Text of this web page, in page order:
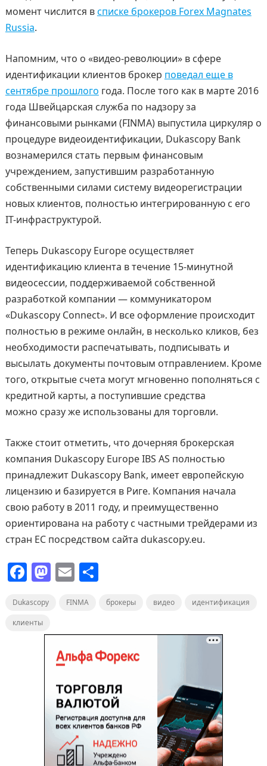
момент числится всписке брокеров Forex Magnates
Russia.
Напомним, что о «видео-революции» в сфере
идентификации клиентов брокер поведал еще в
сентябре прошлого года. После того как в марте 2016
года Швейцарская служба по надзору за
финансовыми рынками (FINMA) выпустила циркуляр о
процедуре видеоидентификации, Dukascopy Bank
вознамерился стать первым финансовым
учреждением, запустившим разработанную
собственными силами систему видеорегистрации
новых клиентов, полностью интегрированную с его
IT-инфраструктурой.
Теперь Dukascopy Europe осуществляет
идентификацию клиента в течение 15-минутной
видеосессии, поддерживаемой собственной
разработкой компании — коммуникатором
«Dukascopy Connect». И все оформление происходит
полностью в режиме онлайн, в несколько кликов, без
необходимости распечатывать, подписывать и
высылать документы почтовым отправлением. Кроме
того, открытые счета могут мгновенно пополняться с
кредитной карты, а поступившие средства
можно сразу же использованы для торговли.
Также стоит отметить, что дочерняя брокерская
компания Dukascopy Europe IBS AS полностью
принадлежит Dukascopy Bank, имеет европейскую
лицензию и базируется в Риге. Компания начала
свою работу в 2011 году, и преимущественно
ориентирована на работу с частными трейдерами из
стран ЕС посредством сайта dukascopy.eu.
F
a
c
e
M
a
o
d
o
n
E
m
ai
l
О
п
р
а
в
и
т
ь
Dukascopy FINMA брокеры видео
идентификация
клиенты